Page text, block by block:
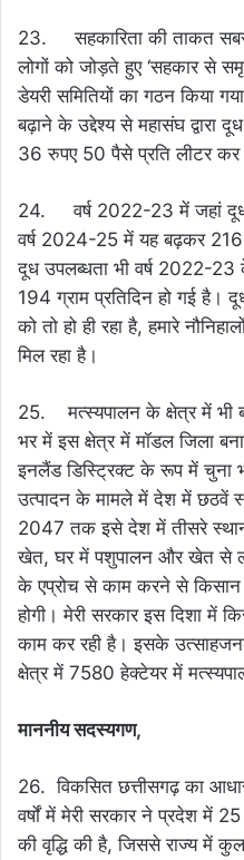
23. सहकारिता की ताकत
लोगों को जोड़ते हुए ‘सहकार से
डेयरी समितियों का गठन किया
बढ़ाने के उद्देश्य से महासंघ
36 रुपए 50 पैसे प्रति लीटर कर
24. वर्ष 2022-23 में जहां दूध
वर्ष 2024-25 में यह बढ़कर
दूध उपलब्धता भी वर्ष 2022-
194 ग्राम प्रतिदिन हो गई है।
को तो हो ही रहा है, हमारे
मिल रहा है।
25. मत्स्यपालन के क्षेत्र में भी
भर में इस क्षेत्र में मॉडल जिला
इनलैंड डिस्ट्रिक्ट के रूप में चुना
उत्पादन के मामले में देश में छठवें
2047 तक इसे देश में तीसरे स्थान
खेत, घर में पशुपालन और खेत से
के एप्रोच से काम करने से किसान
होगी। मेरी सरकार इस दिशा में
काम कर रही है। इसके
क्षेत्र में 7580 हेक्टेयर में
माननीय सदस्यगण,
26. विकसित छत्तीसगढ़ का
वर्षों में मेरी सरकार ने प्रदेश में 25
की वृद्धि की है, जिससे राज्य में